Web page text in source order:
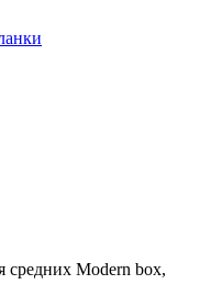
средних Modern box,